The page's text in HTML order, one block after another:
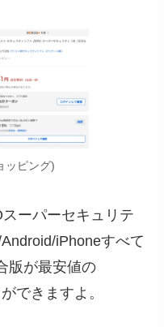
ッピング)
ーパーセキュリテ
iPhoneすべて
版が最安値の
できますよ。